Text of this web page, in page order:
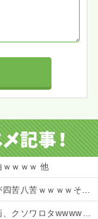
ｗｗｗｗ 他
ｗｗその答えは？ｗ 他
クソワロタwwww 他